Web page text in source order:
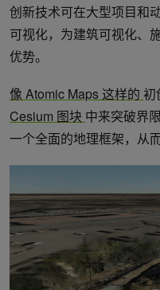
创新技术可在大型项目和
可视化，为建筑可视化、
优势。
像 Atomic Maps 这样的 初
Cesium 图块 中来突破界
一个全面的地理框架，从